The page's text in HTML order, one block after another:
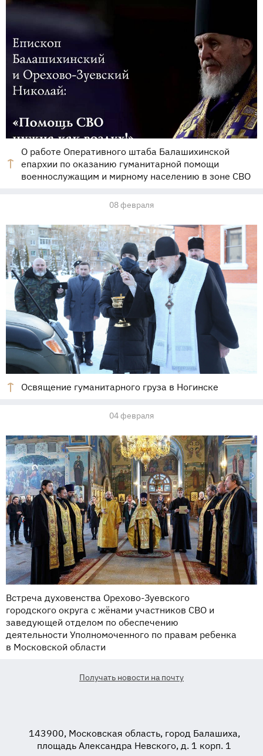
О работе Оперативного штаба Балашихинской
епархии по оказанию гуманитарной помощи
военнослужащим и мирному населению в зоне СВО
08 февраля
Освящение гуманитарного груза в Ногинске
04 февраля
Встреча духовенства Орехово-Зуевского
городского округа с жёнами участников СВО и
заведующей отделом по обеспечению
деятельности Уполномоченного по правам ребенка
в Московской области
Получать новости на почту
143900, Московская область, город Балашиха,
площадь Александра Невского, д. 1 корп. 1